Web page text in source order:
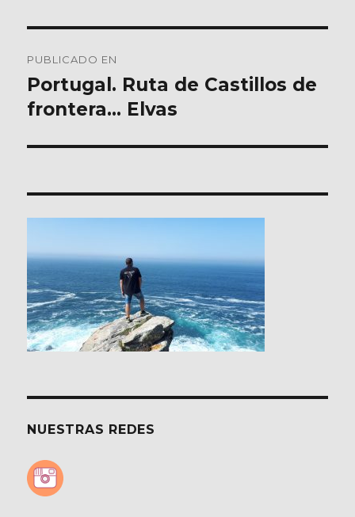
de
entradas
PUBLICADO EN
Portugal. Ruta de Castillos de
frontera… Elvas
NUESTRAS REDES